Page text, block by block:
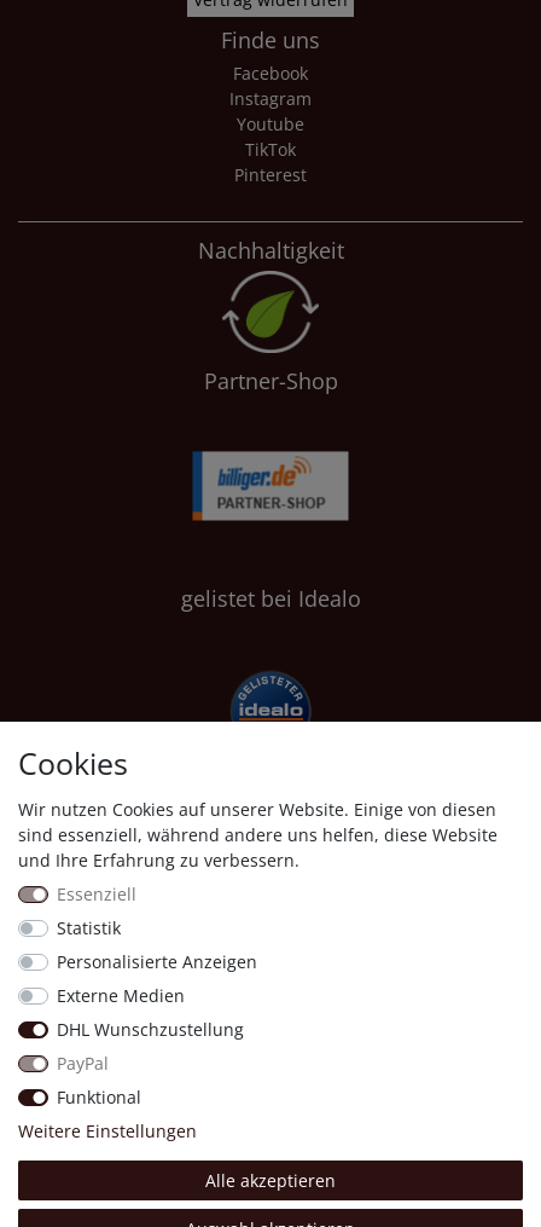
Finde uns
Facebook
Instagram
Youtube
TikTok
Pinterest
Nachhaltigkeit
Partner-Shop
gelistet bei Idealo
Shopauskunft
Proven Expert
Made with 💖.
© Copyright 2026 Four & More GmbH Sinsheim. | Alle Rechte
Cookies
Wir nutzen Cookies auf unserer Website. Einige von diesen
sind essenziell, während andere uns helfen, diese Website
und Ihre Erfahrung zu verbessern.
Essenziell
Statistik
Personalisierte Anzeigen
Externe Medien
DHL Wunschzustellung
PayPal
Funktional
Weitere Einstellungen
Alle akzeptieren